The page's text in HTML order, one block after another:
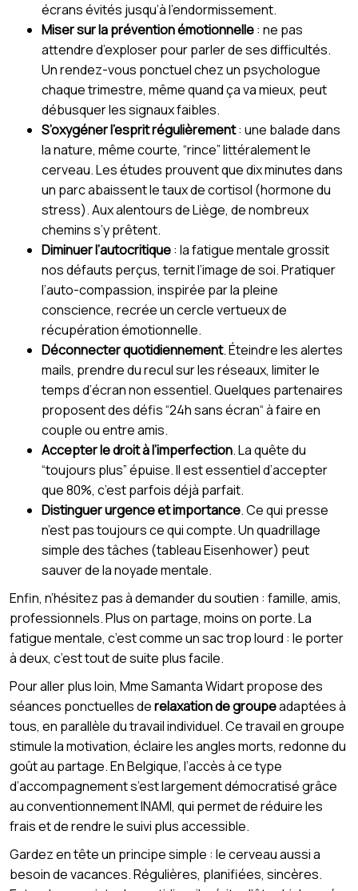
écrans évités jusqu’à l’endormissement.
Miser sur la prévention émotionnelle: ne pas
attendre d’exploser pour parler de ses difficultés.
Un rendez-vous ponctuel chez un psychologue
chaque trimestre, même quand ça va mieux, peut
débusquer les signaux faibles.
S’oxygéner l’esprit régulièrement: une balade dans
la nature, même courte, “rince” littéralement le
cerveau. Les études prouvent que dix minutes dans
un parc abaissent le taux de cortisol (hormone du
stress). Aux alentours de Liège, de nombreux
chemins s’y prêtent.
Diminuer l’autocritique: la fatigue mentale grossit
nos défauts perçus, ternit l’image de soi. Pratiquer
l’auto-compassion, inspirée par la pleine
conscience, recrée un cercle vertueux de
récupération émotionnelle.
Déconnecter quotidiennement. Éteindre les alertes
mails, prendre du recul sur les réseaux, limiter le
temps d’écran non essentiel. Quelques partenaires
proposent des défis “24h sans écran“ à faire en
couple ou entre amis.
Accepter le droit à l’imperfection. La quête du
“toujours plus” épuise. Il est essentiel d’accepter
que 80%, c’est parfois déjà parfait.
Distinguer urgence et importance. Ce qui presse
n’est pas toujours ce qui compte. Un quadrillage
simple des tâches (tableau Eisenhower) peut
sauver de la noyade mentale.
Enfin, n’hésitez pas à demander du soutien : famille, amis,
professionnels. Plus on partage, moins on porte. La
fatigue mentale, c’est comme un sac trop lourd : le porter
à deux, c’est tout de suite plus facile.
Pour aller plus loin, Mme Samanta Widart propose des
séances ponctuelles derelaxation de groupeadaptées à
tous, en parallèle du travail individuel. Ce travail en groupe
stimule la motivation, éclaire les angles morts, redonne du
goût au partage. En Belgique, l’accès à ce type
d’accompagnement s’est largement démocratisé grâce
au conventionnement INAMI, qui permet de réduire les
frais et de rendre le suivi plus accessible.
Gardez en tête un principe simple : le cerveau aussi a
besoin de vacances. Régulières, planifiées, sincères.